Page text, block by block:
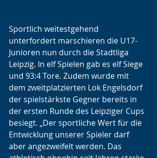
Sportlich weitestgehend
unterfordert marschieren die U17-
Junioren nun durch die Stadtliga
Leipzig. In elf Spielen gab es elf Siege
und 93:4 Tore. Zudem wurde mit
dem zweitplatzierten Lok Engelsdorf
der spielstärkste Gegner bereits in
der ersten Runde des Leipziger Cups
besiegt. „Der sportliche Wert für die
Entwicklung unserer Spieler darf
aber angezweifelt werden. Das